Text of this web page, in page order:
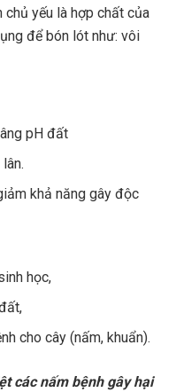
chủ yếu là hợp chất của
để bón lót như: vôi
pH đất
khả năng gây độc
học,
cho cây (nấm, khuẩn).
các nấm bệnh gây hại